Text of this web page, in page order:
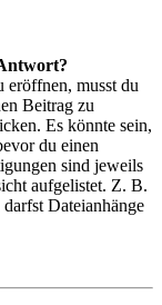
eröffnen, musst du
Beitrag zu
Es könnte sein,
du einen
sind jeweils
aufgelistet. Z. B.
Dateianhänge